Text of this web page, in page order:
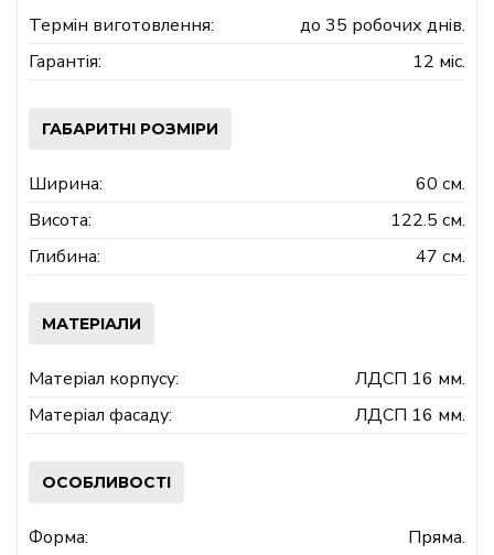
Термін виготовлення:
до 35 робочих днів.
Гарантія:
12 міс.
ГАБАРИТНІ РОЗМІРИ
Ширина:
60 см.
Висота:
122.5 см.
Глибина:
47 см.
МАТЕРІАЛИ
Матеріал корпусу:
ЛДСП 16 мм.
Матеріал фасаду:
ЛДСП 16 мм.
ОСОБЛИВОСТІ
Форма:
Пряма.